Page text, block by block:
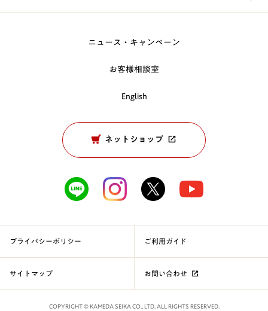
ニュース・キャンペーン
お客様相談室
English
ネットショップ
プライバシーポリシー ご利用ガイド
サイトマップ お問い合わせ
COPYRIGHT © KAMEDA SEIKA CO., LTD. ALL RIGHTS RESERVED.